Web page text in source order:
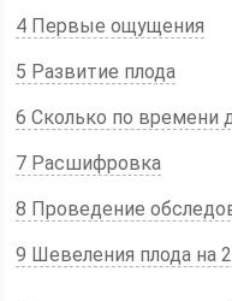
4 Первые ощущения
5 Развитие плода
6 Сколько по времени
7 Расшифровка
8 Проведение
9 Шевеления плода на